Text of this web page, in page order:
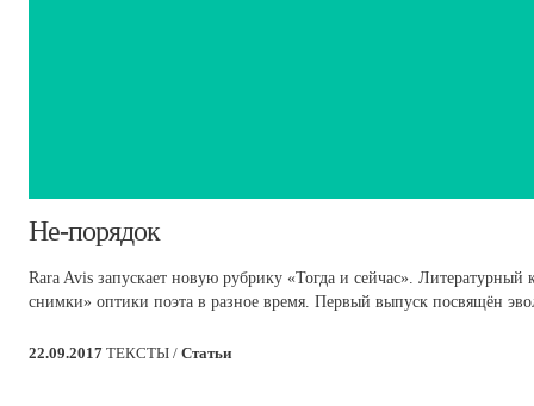
​Не-порядок
Rara Avis запускает новую рубрику «Тогда и сейчас».
снимки» оптики поэта в разное время. Первый выпуск посвящён
22.09.2017 ТЕКСТЫ / Статьи